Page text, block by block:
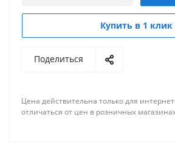
Купить в 1 клик
Поделиться
Цена действительна только для
отличаться от цен в розничных